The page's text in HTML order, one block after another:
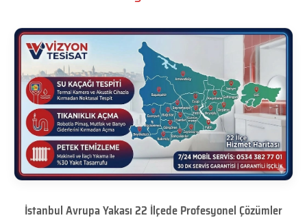
İstanbul Avrupa Yakası 22 İlçede Profesyonel Çözümler